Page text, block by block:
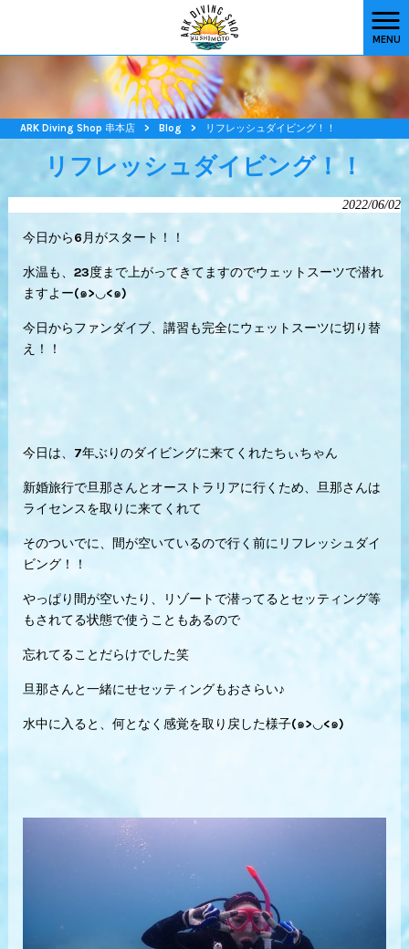
MENU
ARK Diving Shop 串本店 > Blog > リフレッシュダイビング！！
リフレッシュダイビング！！
2022/06/02
今日から6月がスタート！！
水温も、23度まで上がってきてますのでウェットスーツで潜れ
ますよー(๑>◡<๑)
今日からファンダイブ、講習も完全にウェットスーツに切り替
え！！
今日は、7年ぶりのダイビングに来てくれたちぃちゃん
新婚旅行で旦那さんとオーストラリアに行くため、旦那さんは
ライセンスを取りに来てくれて
そのついでに、間が空いているので行く前にリフレッシュダイ
ビング！！
やっぱり間が空いたり、リゾートで潜ってるとセッティング等
もされてる状態で使うこともあるので
忘れてることだらけでした笑
旦那さんと一緒にせセッティングもおさらい♪
水中に入ると、何となく感覚を取り戻した様子(๑>◡<๑)